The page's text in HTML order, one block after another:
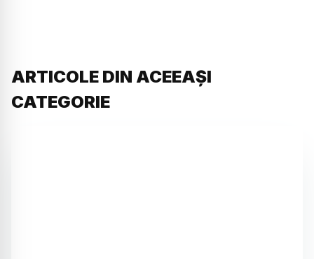
ARTICOLE DIN ACEEAȘI
CATEGORIE